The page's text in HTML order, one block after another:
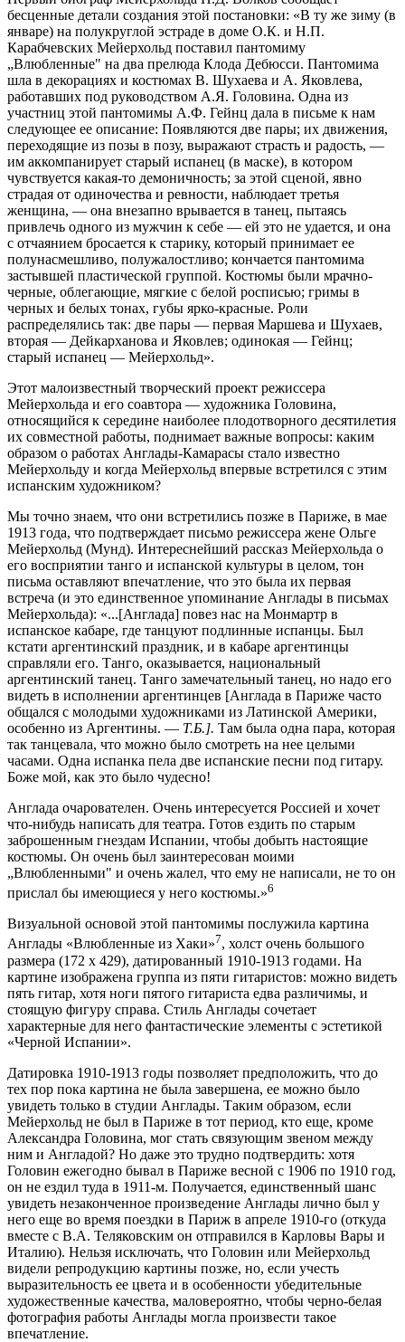
бесценные детали создания этой постановки: «В ту же зиму (в
январе) на полукруглой эстраде в доме О.К. и Н.П.
Карабчевских Мейерхольд поставил пантомиму
„Влюбленные" на два прелюда Клода Дебюсси. Пантомима
шла в декорациях и костюмах В. Шухаева и А. Яковлева,
работавших под руководством А.Я. Головина. Одна из
участниц этой пантомимы А.Ф. Гейнц дала в письме к нам
следующее ее описание: Появляются две пары; их движения,
переходящие из позы в позу, выражают страсть и радость, —
им аккомпанирует старый испанец (в маске), в котором
чувствуется какая-то демоничность; за этой сценой, явно
страдая от одиночества и ревности, наблюдает третья
женщина, — она внезапно врывается в танец, пытаясь
привлечь одного из мужчин к себе — ей это не удается, и она
с отчаянием бросается к старику, который принимает ее
полунасмешливо, полужалостливо; кончается пантомима
застывшей пластической группой. Костюмы были мрачно-
черные, облегающие, мягкие с белой росписью; гримы в
черных и белых тонах, губы ярко-красные. Роли
распределялись так: две пары — первая Маршева и Шухаев,
вторая — Дейкарханова и Яковлев; одинокая — Гейнц;
старый испанец — Мейерхольд».
Этот малоизвестный творческий проект режиссера
Мейерхольда и его соавтора — художника Головина,
относящийся к середине наиболее плодотворного десятилетия
их совместной работы, поднимает важные вопросы: каким
образом о работах Англады-Камарасы стало известно
Мейерхольду и когда Мейерхольд впервые встретился с этим
испанским художником?
Мы точно знаем, что они встретились позже в Париже, в мае
1913 года, что подтверждает письмо режиссера жене Ольге
Мейерхольд (Мунд). Интереснейший рассказ Мейерхольда о
его восприятии танго и испанской культуры в целом, тон
письма оставляют впечатление, что это была их первая
встреча (и это единственное упоминание Англады в письмах
Мейерхольда): «...[Англада] повез нас на Монмартр в
испанское кабаре, где танцуют подлинные испанцы. Был
кстати аргентинский праздник, и в кабаре аргентинцы
справляли его. Танго, оказывается, национальный
аргентинский танец. Танго замечательный танец, но надо его
видеть в исполнении аргентинцев [Англада в Париже часто
общался с молодыми художниками из Латинской Америки,
особенно из Аргентины. — Т.Б.]. Там была одна пара, которая
так танцевала, что можно было смотреть на нее целыми
часами. Одна испанка пела две испанские песни под гитару.
Боже мой, как это было чудесно!
Англада очарователен. Очень интересуется Россией и хочет
что-нибудь написать для театра. Готов ездить по старым
заброшенным гнездам Испании, чтобы добыть настоящие
костюмы. Он очень был заинтересован моими
„Влюбленными" и очень жалел, что ему не написали, не то он
прислал бы имеющиеся у него костюмы.»6
Визуальной основой этой пантомимы послужила картина
Англады «Влюбленные из Хаки»7, холст очень большого
размера (172 х 429), датированный 1910-1913 годами. На
картине изображена группа из пяти гитаристов: можно видеть
пять гитар, хотя ноги пятого гитариста едва различимы, и
стоящую фигуру справа. Стиль Англады сочетает
характерные для него фантастические элементы с эстетикой
«Черной Испании».
Датировка 1910-1913 годы позволяет предположить, что до
тех пор пока картина не была завершена, ее можно было
увидеть только в студии Англады. Таким образом, если
Мейерхольд не был в Париже в тот период, кто еще, кроме
Александра Головина, мог стать связующим звеном между
ним и Англадой? Но даже это трудно подтвердить: хотя
Головин ежегодно бывал в Париже весной с 1906 по 1910 год,
он не ездил туда в 1911-м. Получается, единственный шанс
увидеть незаконченное произведение Англады лично был у
него еще во время поездки в Париж в апреле 1910-го (откуда
вместе с В.А. Теляковским он отправился в Карловы Вары и
Италию). Нельзя исключать, что Головин или Мейерхольд
видели репродукцию картины позже, но, если учесть
выразительность ее цвета и в особенности убедительные
художественные качества, маловероятно, чтобы черно-белая
фотография работы Англады могла произвести такое
впечатление.